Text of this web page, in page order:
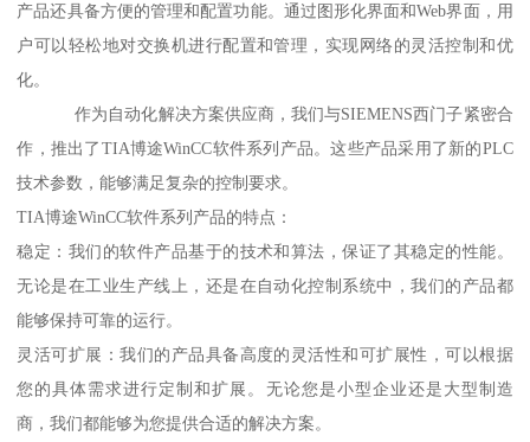
产品还具备方便的管理和配置功能。通过图形化界面和Web界面，用
户可以轻松地对交换机进行配置和管理，实现网络的灵活控制和优
化。
作为自动化解决方案供应商，我们与SIEMENS西门子紧密合
作，推出了TIA博途WinCC软件系列产品。这些产品采用了新的PLC
技术参数，能够满足复杂的控制要求。
TIA博途WinCC软件系列产品的特点：
稳定：我们的软件产品基于的技术和算法，保证了其稳定的性能。
无论是在工业生产线上，还是在自动化控制系统中，我们的产品都
能够保持可靠的运行。
灵活可扩展：我们的产品具备高度的灵活性和可扩展性，可以根据
您的具体需求进行定制和扩展。无论您是小型企业还是大型制造
商，我们都能够为您提供合适的解决方案。